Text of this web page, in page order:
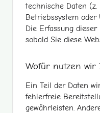
technische Daten (z.
Betriebssystem oder
Die Erfassung
sobald Sie diese
Wofür nutzen wir
Ein Teil der Daten
fehlerfreie
gewährleisten.